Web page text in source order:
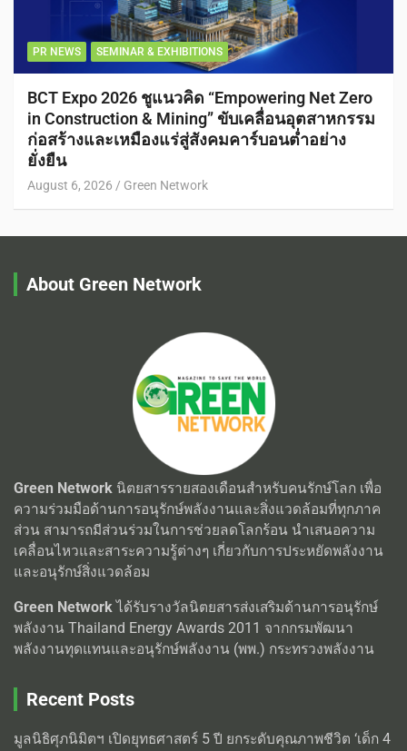
PR NEWS SEMINAR & EXHIBITIONS
BCT Expo 2026 ชูแนวคิด “Empowering Net Zero
in Construction & Mining” ขับเคลื่อนอุตสาหกรรม
ก่อสร้างและเหมืองแร่สู่สังคมคาร์บอนต่ำอย่าง
ยั่งยืน
August 6, 2026 Green Network
About Green Network
Green Network นิตยสารรายสองเดือนสำหรับคนรักษ์โลก เพื่อ
ความร่วมมือด้านการอนุรักษ์พลังงานและสิ่งแวดล้อมที่ทุกภาค
ส่วน สามารถมีส่วนร่วมในการช่วยลดโลกร้อน นำเสนอความ
เคลื่อนไหวและสาระความรู้ต่างๆ เกี่ยวกับการประหยัดพลังงาน
และอนุรักษ์สิ่งแวดล้อม
Green Networkได้รับรางวัลนิตยสารส่งเสริมด้านการอนุรักษ์
พลังงาน Thailand Energy Awards 2011 จากกรมพัฒนา
พลังงานทุดแทนและอนุรักษ์พลังงาน (พพ.) กระทรวงพลังงาน
Recent Posts
มูลนิธิศุภนิมิตฯ เปิดยุทธศาสตร์ 5 ปี ยกระดับคุณภาพชีวิต ‘เด็ก 4